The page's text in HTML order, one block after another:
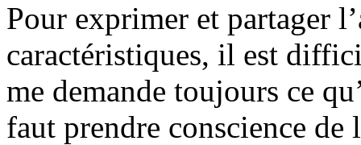
Pour exprimer et partager
caractéristiques, il est
me demande toujours ce
faut prendre conscience de